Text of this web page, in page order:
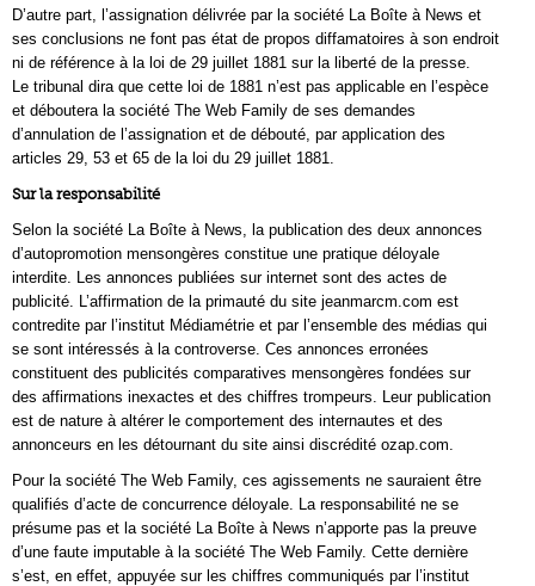
D’autre part, l’assignation délivrée par la société La Boîte à News et
ses conclusions ne font pas état de propos diffamatoires à son endroit
ni de référence à la loi de 29 juillet 1881 sur la liberté de la presse.
Le tribunal dira que cette loi de 1881 n’est pas applicable en l’espèce
et déboutera la société The Web Family de ses demandes
d’annulation de l’assignation et de débouté, par application des
articles 29, 53 et 65 de la loi du 29 juillet 1881.
Sur la responsabilité
Selon la société La Boîte à News, la publication des deux annonces
d’autopromotion mensongères constitue une pratique déloyale
interdite. Les annonces publiées sur internet sont des actes de
publicité. L’affirmation de la primauté du site jeanmarcm.com est
contredite par l’institut Médiamétrie et par l’ensemble des médias qui
se sont intéressés à la controverse. Ces annonces erronées
constituent des publicités comparatives mensongères fondées sur
des affirmations inexactes et des chiffres trompeurs. Leur publication
est de nature à altérer le comportement des internautes et des
annonceurs en les détournant du site ainsi discrédité ozap.com.
Pour la société The Web Family, ces agissements ne sauraient être
qualifiés d’acte de concurrence déloyale. La responsabilité ne se
présume pas et la société La Boîte à News n’apporte pas la preuve
d’une faute imputable à la société The Web Family. Cette dernière
s’est, en effet, appuyée sur les chiffres communiqués par l’institut